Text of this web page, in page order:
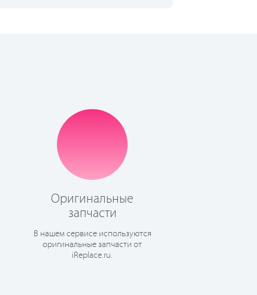
Оригинальные
запчасти
В нашем сервисе используются
оригинальные запчасти от
iReplace.ru.